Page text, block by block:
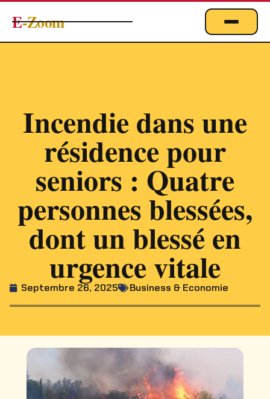
E-Zoom
EMPLOI
MARKETING & DIGITAL
TECHNOLOGIE
À PROPOS
Incendie dans une
résidence pour
seniors : Quatre
personnes blessées,
dont un blessé en
urgence vitale
Septembre 26, 2025 Business & Economie